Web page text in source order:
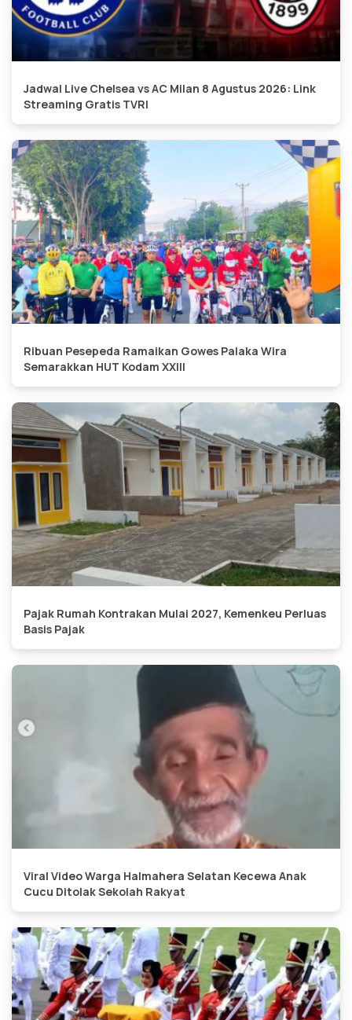
Jadwal Live Chelsea vs AC Milan 8 Agustus 2026: Link
Streaming Gratis TVRI
Ribuan Pesepeda Ramaikan Gowes Palaka Wira
Semarakkan HUT Kodam XXIII
Pajak Rumah Kontrakan Mulai 2027, Kemenkeu Perluas
Basis Pajak
Viral Video Warga Halmahera Selatan Kecewa Anak
Cucu Ditolak Sekolah Rakyat